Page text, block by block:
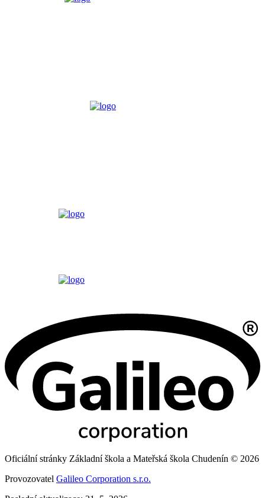
Oficiální stránky Základní škola a Mateřská škola Chudenín © 2026
Provozovatel Galileo Corporation s.r.o.